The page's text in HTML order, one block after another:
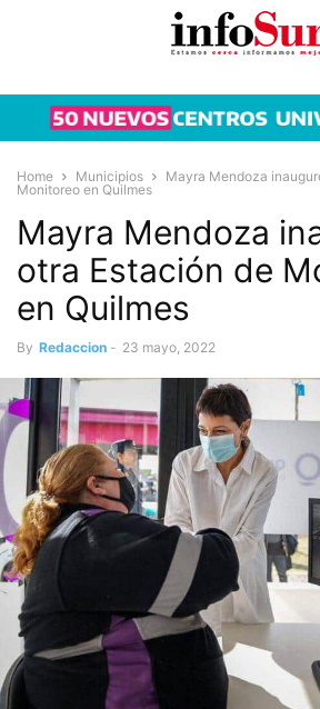
Home Municipios
Mayra Mendoza
Monitoreo en Quilmes
Mayra Mendoza
otra Estación de
en Quilmes
By Redaccion - 23 mayo, 2022